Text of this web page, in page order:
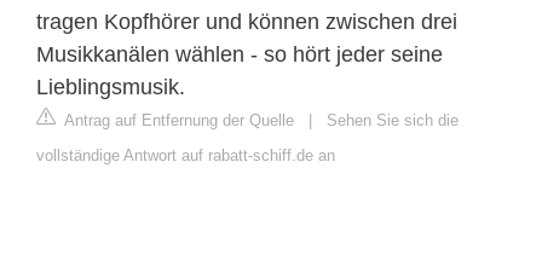
tragen Kopfhörer und können zwischen drei
Musikkanälen wählen - so hört jeder seine
Lieblingsmusik.
Antrag auf Entfernung der Quelle
Sehen Sie sich die
vollständige Antwort auf rabatt-schiff.de an